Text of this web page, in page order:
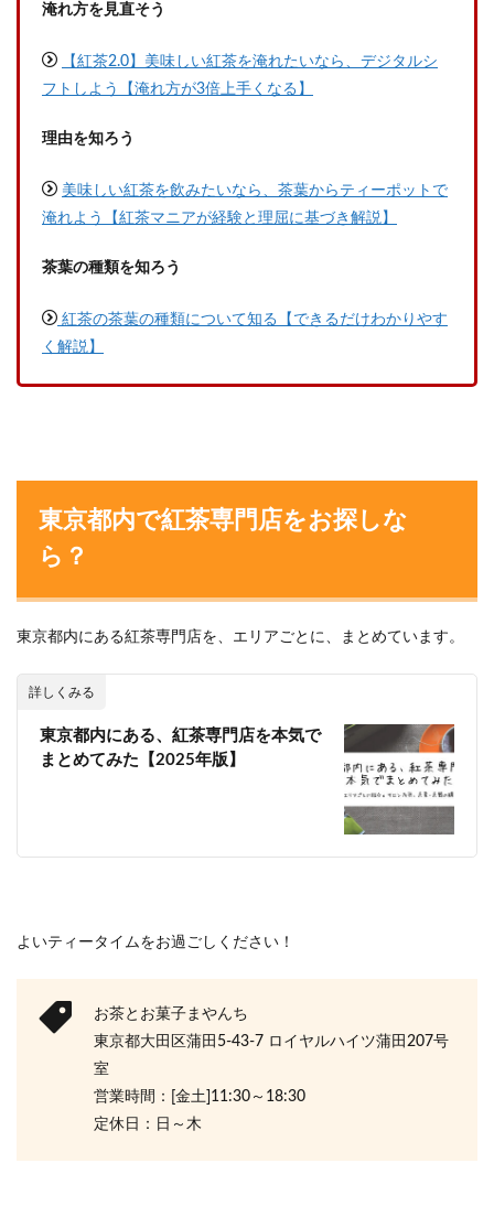
淹れ方を見直そう
【紅茶2.0】美味しい紅茶を淹れたいなら、デジタルシ
フトしよう【淹れ方が3倍上手くなる】
理由を知ろう
美味しい紅茶を飲みたいなら、茶葉からティーポットで
淹れよう【紅茶マニアが経験と理屈に基づき解説】
茶葉の種類を知ろう
紅茶の茶葉の種類について知る【できるだけわかりやす
く解説】
東京都内で紅茶専門店をお探しな
ら？
東京都内にある紅茶専門店を、エリアごとに、まとめています。
詳しくみる
東京都内にある、紅茶専門店を本気で
まとめてみた【2025年版】
よいティータイムをお過ごしください！
お茶とお菓子まやんち
東京都大田区蒲田5-43-7 ​ロイヤルハイツ蒲田207号
室
営業時間：[金土]11:30～18:30
定休日：日～木